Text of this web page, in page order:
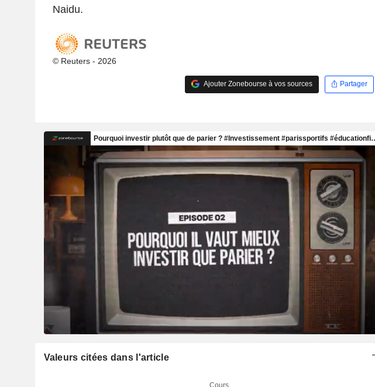
Naidu.
© Reuters - 2026
Ajouter Zonebourse à vos sources Partager
Valeurs citées dans l'article
Cours